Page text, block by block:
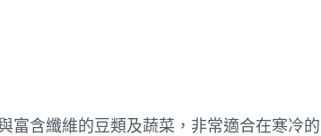
富含纖維的豆類及蔬菜，非常適合在寒冷的